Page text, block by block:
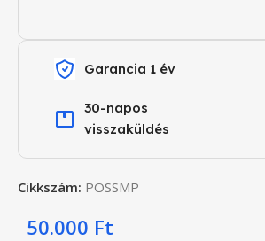
Garancia 1 év
30-napos
visszaküldés
Cikkszám: POSSMP
50.000 Ft